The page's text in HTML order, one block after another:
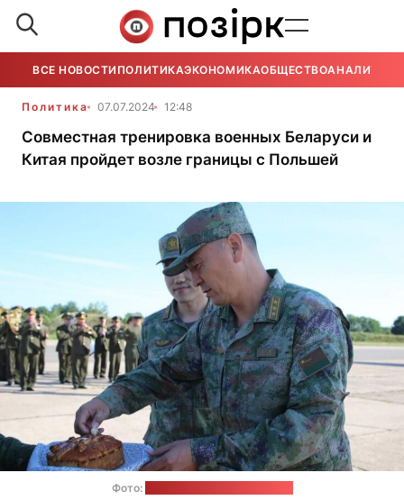
ВСЕ НОВОСТИ ПОЛИТИКАЭКОНОМИКАОБЩЕСТВОАНАЛИТИКА
Политика 07.07.2024 12:48
Совместная тренировка военных Беларуси и
Китая пройдет возле границы с Польшей
Фото: